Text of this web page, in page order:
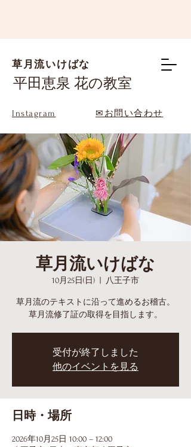
草月流いけばな
平田恵泉 花の教室
Instagram ✉お問い合わせ
草月流いけばな
10月25日(日) 八王子市
草月流のテキストに沿って進めるお稽古。
草月流修了証の取得を目指します。
受付が終了しました
他のイベントを見る
日時・場所
2026年10月25日 10:00 – 12:00